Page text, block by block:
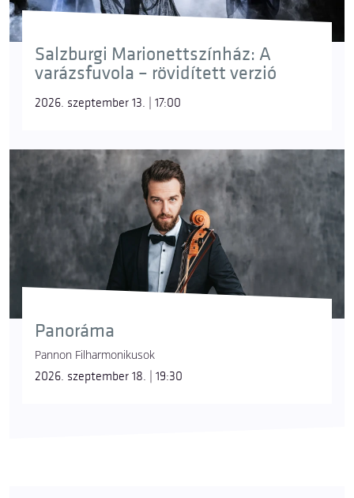
Salzburgi Marionettszínház: A
varázsfuvola – rövidített verzió
2026. szeptember 13. | 17:00
Panoráma
Pannon Filharmonikusok
2026. szeptember 18. | 19:30